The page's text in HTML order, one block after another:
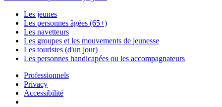
Les jeunes
Les personnes âgées (65+)
Les navetteurs
Les groupes et les mouvements de jeunesse
Les touristes (d'un jour)
Les personnes handicapées ou les accompagnateurs
Professionnels
Privacy
Accessibilité